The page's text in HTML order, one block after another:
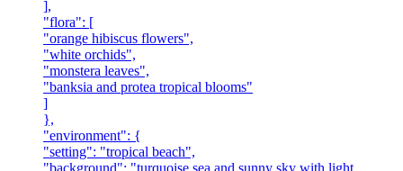
],
"flora": [
"orange hibiscus flowers",
"white orchids",
"monstera leaves",
"banksia and protea tropical blooms"
]
},
"environment": {
"setting": "tropical beach",
"background": "turquoise sea and sunny sky with light